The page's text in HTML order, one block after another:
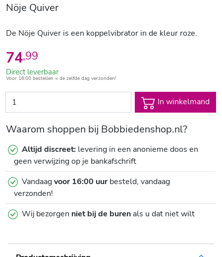
Nöje Quiver
De Nöje Quiver is een koppelvibrator in de kleur roze.
74,99
Direct leverbaar
Voor 16:00 bestellen = de zelfde dag verzonden!
In winkelmand
Waarom shoppen bij Bobbiedenshop.nl?
Altijd discreet: levering in een anonieme doos en
geen verwijzing op je bankafschrift
Vandaagvoor 16:00 uurbesteld, vandaag
verzonden!
Wij bezorgen niet bij de burenals u dat niet wilt